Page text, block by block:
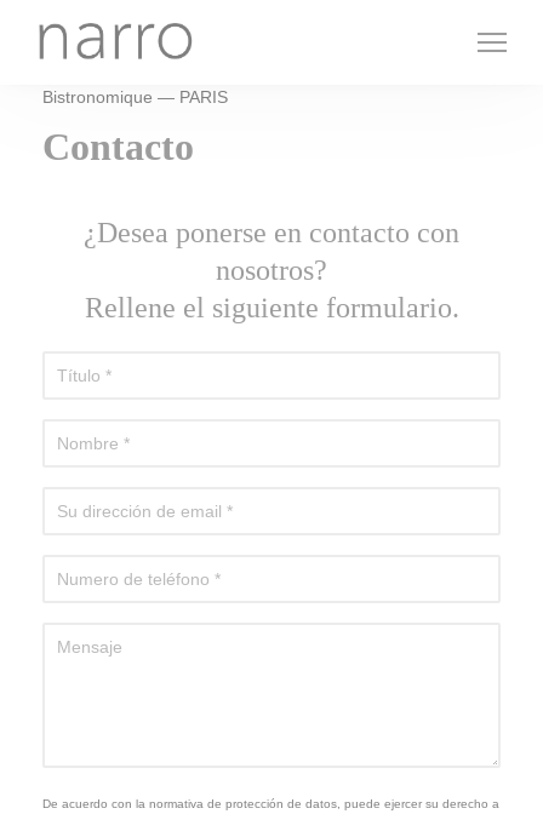
Bistronomique — PARIS
Contacto
¿Desea ponerse en contacto con
nosotros?
Rellene el siguiente formulario.
De acuerdo con la normativa de protección de datos, puede ejercer su derecho a